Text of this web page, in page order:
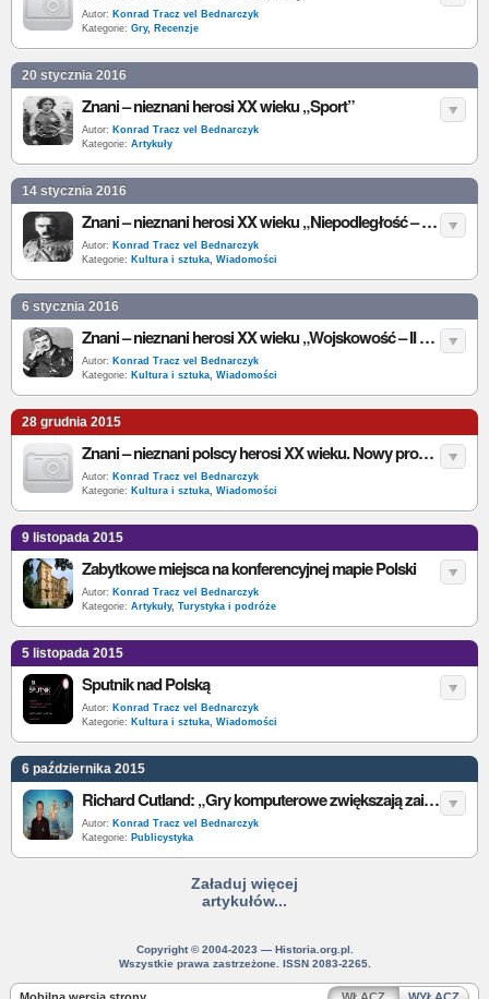
Autor: Konrad Tracz vel Bednarczyk
Kategorie: Gry, Recenzje
20 stycznia 2016
Znani – nieznani herosi XX wieku „Sport”
Autor: Konrad Tracz vel Bednarczyk
Kategorie: Artykuły
14 stycznia 2016
Znani – nieznani herosi XX wieku „Niepodległość – w Polsce i na emigracji”
Autor: Konrad Tracz vel Bednarczyk
Kategorie: Kultura i sztuka, Wiadomości
6 stycznia 2016
Znani – nieznani herosi XX wieku „Wojskowość – II wojna światowa”
Autor: Konrad Tracz vel Bednarczyk
Kategorie: Kultura i sztuka, Wiadomości
28 grudnia 2015
Znani – nieznani polscy herosi XX wieku. Nowy program Polsat Viasat History
Autor: Konrad Tracz vel Bednarczyk
Kategorie: Kultura i sztuka, Wiadomości
9 listopada 2015
Zabytkowe miejsca na konferencyjnej mapie Polski
Autor: Konrad Tracz vel Bednarczyk
Kategorie: Artykuły, Turystyka i podróże
5 listopada 2015
Sputnik nad Polską
Autor: Konrad Tracz vel Bednarczyk
Kategorie: Kultura i sztuka, Wiadomości
6 października 2015
Richard Cutland: „Gry komputerowe zwiększają zainteresowanie historią” [wywiad]
Autor: Konrad Tracz vel Bednarczyk
Kategorie: Publicystyka
Załaduj więcej
artykułów...
Copyright © 2004-2023 — Historia.org.pl.
Wszystkie prawa zastrzeżone. ISSN 2083-2265.